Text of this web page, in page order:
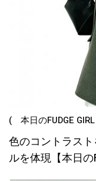
( 本日のFUDGE
色のコントラス
ルを体現【本日の